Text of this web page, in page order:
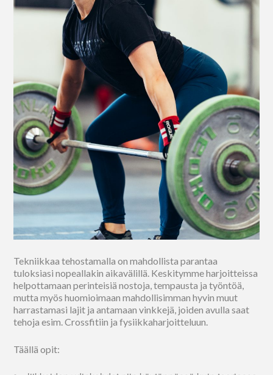
Tekniikkaa tehostamalla on mahdollista parantaa
tuloksiasi nopeallakin aikavälillä. Keskitymme harjoitteissa
helpottamaan perinteisiä nostoja, tempausta ja työntöä,
mutta myös huomioimaan mahdollisimman hyvin muut
harrastamasi lajit ja antamaan vinkkejä, joiden avulla saat
tehoja esim. Crossfitiin ja fysiikkaharjoitteluun.
Täällä opit: